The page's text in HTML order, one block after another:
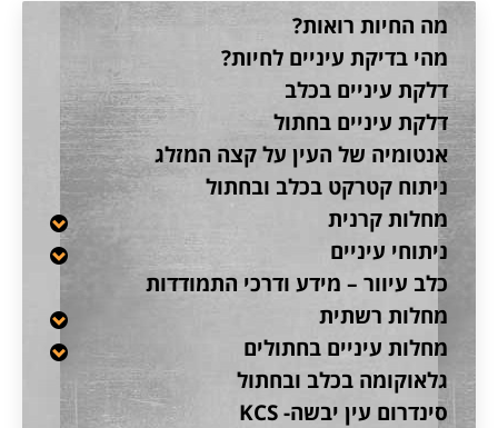
מה החיות רואות?
מהי בדיקת עיניים לחיות?
דלקת עיניים בכלב
דלקת עיניים בחתול
אנטומיה של העין על קצה המזלג
ניתוח קטרקט בכלב ובחתול
מחלות קרנית
ניתוחי עיניים
כלב עיוור – מידע ודרכי התמודדות
מחלות רשתית
מחלות עיניים בחתולים
גלאוקומה בכלב ובחתול
סינדרום עין יבשה- KCS